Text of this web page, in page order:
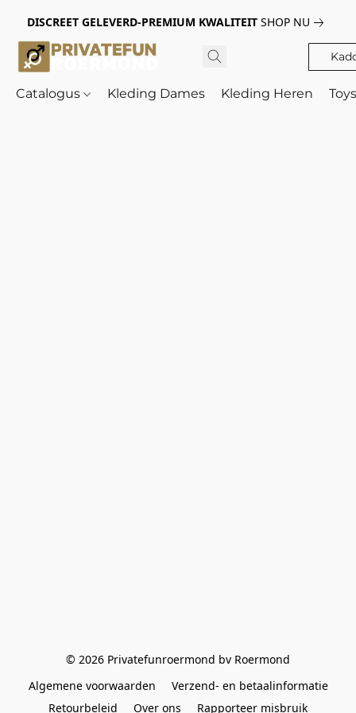
DISCREET GELEVERD-PREMIUM KWALITEIT SHOP NU
Catalogus Kleding Dames Kleding Heren
© 2026 Privatefunroermond bv Roermond
Algemene voorwaarden
Verzend- en betaalinformatie
Retourbeleid
Over ons Rapporteer misbruik